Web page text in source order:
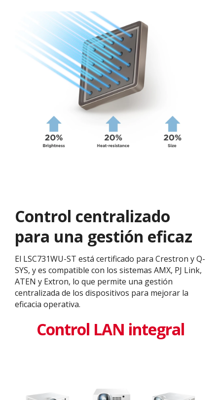
Control centralizado
para una gestión eficaz
El LSC731WU-ST está certificado para Crestron y Q-
SYS, y es compatible con los sistemas AMX, PJ Link,
ATEN y Extron, lo que permite una gestión
centralizada de los dispositivos para mejorar la
eficacia operativa.
Control LAN integral